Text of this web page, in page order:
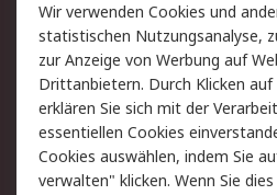
Rücksendungen
Hilfe
Rechtliches
AGB
Cookie-Richtlinie
Wir verwenden Cookies und
statistischen Nutzungsanalyse,
zur Anzeige von Werbung auf
Drittanbietern. Durch Klicken
erklären Sie sich mit der
essentiellen Cookies
Cookies auswählen, indem Sie
verwalten" klicken. Wenn Sie